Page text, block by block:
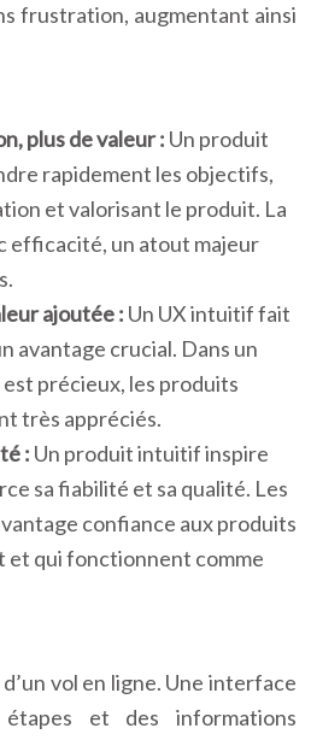
frustration, augmentant ainsi
plus de valeur : Un produit
rapidement les objectifs,
et valorisant le produit. La
efficacité, un atout majeur
ajoutée : Un UX intuitif fait
avantage crucial. Dans un
précieux, les produits
très appréciés.
: Un produit intuitif inspire
sa fiabilité et sa qualité. Les
confiance aux produits
et qui fonctionnent comme
vol en ligne. Une interface
et des informations